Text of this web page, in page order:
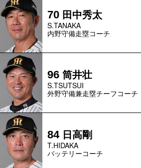
70 田中秀太
S.TANAKA
内野守備走塁コーチ
96 筒井壮
S.TSUTSUI
外野守備兼走塁チーフコーチ
84日高剛
T.HIDAKA
バッテリーコーチ